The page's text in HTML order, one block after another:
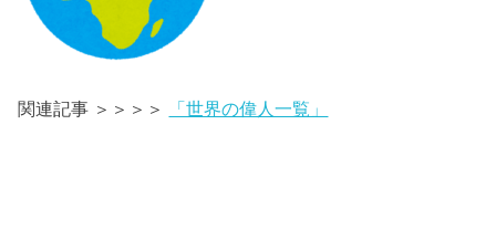
関連記事 ＞＞＞＞ 「世界の偉人一覧」